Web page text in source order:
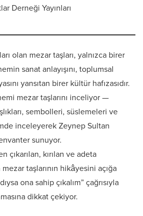
Derneği Yayınları
olan mezar taşları, yalnızca birer
sanat anlayışını, toplumsal
yansıtan birer kültür hafızasıdır.
mezar taşlarını inceliyor —
sembolleri, süslemeleri ve
inceleyerek Zeynep Sultan
sunuyor.
çıkarılan, kırılan ve adeta
taşlarının hikâyesini açığa
ona sahip çıkalım” çağrısıyla
dikkat çekiyor.